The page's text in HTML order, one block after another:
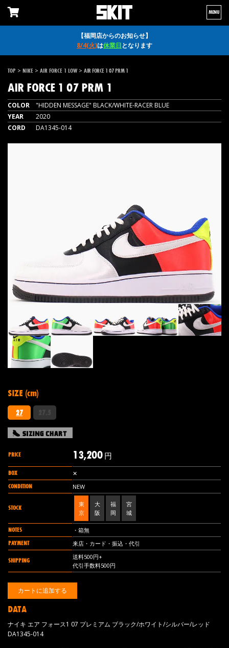
【福岡店からのお知らせ】
8/4(火)は休業日となります
MENU
TOP > NIKE > AIR FORCE 1 LOW > AIR FORCE 1 07 PRM 1
AIR FORCE 1 07 PRM 1
COLOR
"HIDDEN MESSAGE" BLACK/WHITE-RACER BLUE
YEAR
2020
CORD
DA1345-014
SIZE (cm)
27
PRICE 13,200円
BOX ✕
CONDITION NEW
STOCK
東
京
大
阪
福
岡
宮
城
NOTES ・箱無
PAYMENT 来店・カード・振込・代引
SHIPPING
送料500円+
代引手数料500円
DATA
ナイキ エア フォース1 07 プレミアム ブラック/ホワイト/シルバー/レッド
DA1345-014